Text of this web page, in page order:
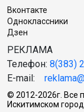
Вконтакте
Одноклассники
Дзен
РЕКЛАМА
Телефон: 8(383)
E-mail:
© 2012-2026г. Все
Искитимском